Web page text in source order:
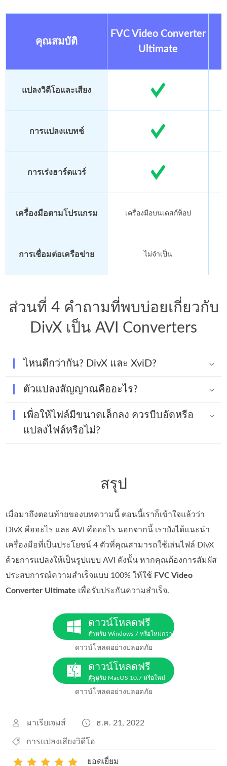
คุณสมบัติ
FVC Video Converter
Ultimate
แปลงวิดีโอและเสียง
การแปลงแบทช์
การเร่งฮาร์ดแวร์
เครื่องมือตามโปรแกรม เครื่องมือบนเดสก์ท็อป
การเชื่อมต่อเครือข่าย ไม่จำเป็น
ส่วนที่ 4 คำถามที่พบบ่อยเกี่ยวกับ
DivX เป็น AVI Converters
ไหนดีกว่ากัน? DivX และ XviD?
ตัวแปลงสัญญาณคืออะไร?
เพื่อให้ไฟล์มีขนาดเล็กลง ควรบีบอัดหรือ
แปลงไฟล์หรือไม่?
สรุป
เมื่อมาถึงตอนท้ายของบทความนี้ ตอนนี้เราก็เข้าใจแล้วว่า
DivX คืออะไร และ AVI คืออะไร นอกจากนี้ เรายังได้แนะนำ
เครื่องมือที่เป็นประโยชน์ 4 ตัวที่คุณสามารถใช้เล่นไฟล์ DivX
ด้วยการแปลงให้เป็นรูปแบบ AVI ดังนั้น หากคุณต้องการสัมผัส
ประสบการณ์ความสำเร็จแบบ 100% ให้ใช้ FVC Video
Converter Ultimate เพื่อรับประกันความสำเร็จ.
ดาวน์โหลดฟรี
สำหรับ Windows 7 หรือใหม่กว่า
ดาวน์โหลดอย่างปลอดภัย
ดาวน์โหลดฟรี
สำหรับ MacOS 10.7 หรือใหม่
กว่า
ดาวน์โหลดอย่างปลอดภัย
มาเรียเจมส์ ธ.ค. 21, 2022
การแปลงเสียงวิดีโอ
ยอดเยี่ยม